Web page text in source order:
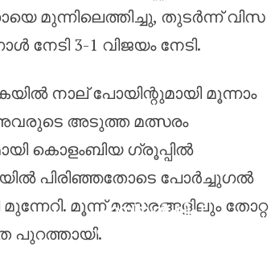
മുന്നിലെത്തിച്ചു, തുടർന്ന് വിസ
നേടി 3-1 വിജയം നേടി.
നാല് പോയിന്റുമായി മൂന്നാം
അവരുടെ അടുത്ത മത്സരം
കൊളംബിയ ഗ്രൂപ്പിൽ
പിരിഞ്ഞതോടെ പോർച്ചുഗൽ
മൂന്ന് മത്സരങ്ങളിലും തോറ്റ
പുറത്തായി.
ചാമ്പ്യൻഷിപ്പ്
കാമ്പെയ്‌നിന്